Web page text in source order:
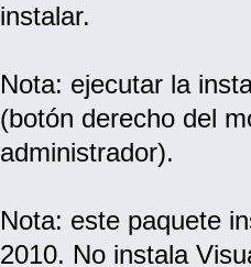
instalar.
Nota: ejecutar la
(botón derecho del
administrador).
Nota: este paquete
2010. No instala